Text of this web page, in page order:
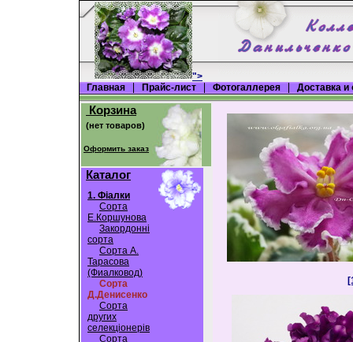
">
Главная
Прайс-лист Фотогаллерея Доставка и
Корзина
Оформить заказ
Каталог
1. Фіалки
Cорта
Е.Коршунова
Закордонні
сорта
Сорта А.
Тарасова
(Фиалковод)
Сорта
Д.Денисенко
Сорта
других
селекціонерів
Сорта